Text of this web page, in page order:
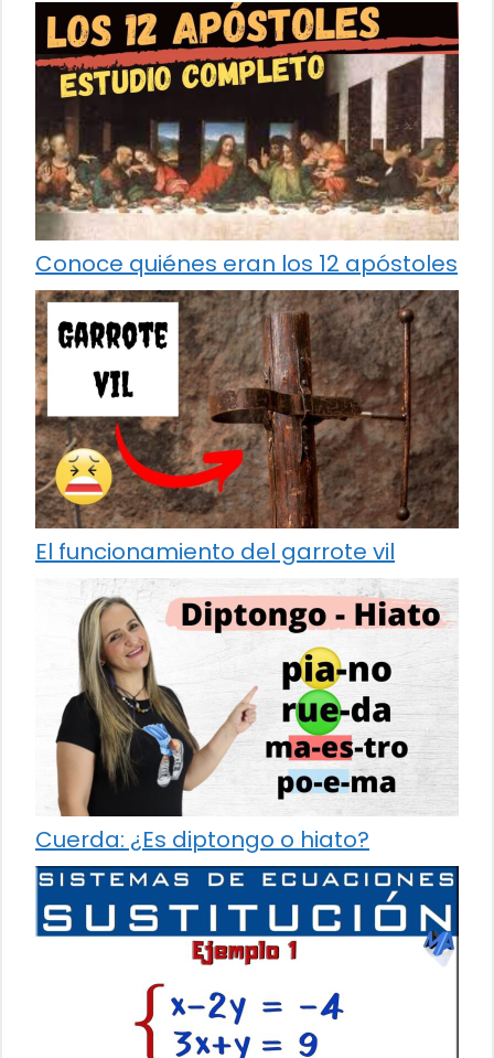
Conoce quiénes eran los 12 apóstoles
El funcionamiento del garrote vil
Cuerda: ¿Es diptongo o hiato?